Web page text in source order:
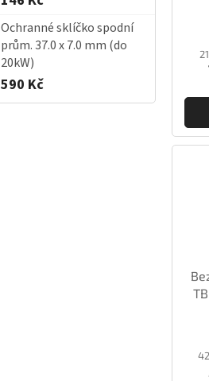
Ochranné sklíčko spodní
prům. 37.0 x 7.0 mm (do
20kW)
590 Kč